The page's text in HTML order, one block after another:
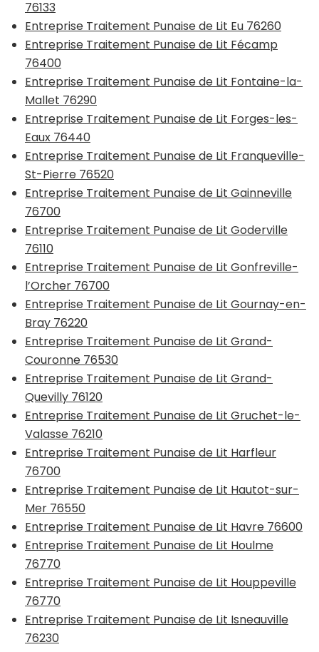
76133
Entreprise Traitement Punaise de Lit Eu 76260
Entreprise Traitement Punaise de Lit Fécamp
76400
Entreprise Traitement Punaise de Lit Fontaine-la-
Mallet 76290
Entreprise Traitement Punaise de Lit Forges-les-
Eaux 76440
Entreprise Traitement Punaise de Lit Franqueville-
St-Pierre 76520
Entreprise Traitement Punaise de Lit Gainneville
76700
Entreprise Traitement Punaise de Lit Goderville
76110
Entreprise Traitement Punaise de Lit Gonfreville-
l’Orcher 76700
Entreprise Traitement Punaise de Lit Gournay-en-
Bray 76220
Entreprise Traitement Punaise de Lit Grand-
Couronne 76530
Entreprise Traitement Punaise de Lit Grand-
Quevilly 76120
Entreprise Traitement Punaise de Lit Gruchet-le-
Valasse 76210
Entreprise Traitement Punaise de Lit Harfleur
76700
Entreprise Traitement Punaise de Lit Hautot-sur-
Mer 76550
Entreprise Traitement Punaise de Lit Havre 76600
Entreprise Traitement Punaise de Lit Houlme
76770
Entreprise Traitement Punaise de Lit Houppeville
76770
Entreprise Traitement Punaise de Lit Isneauville
76230